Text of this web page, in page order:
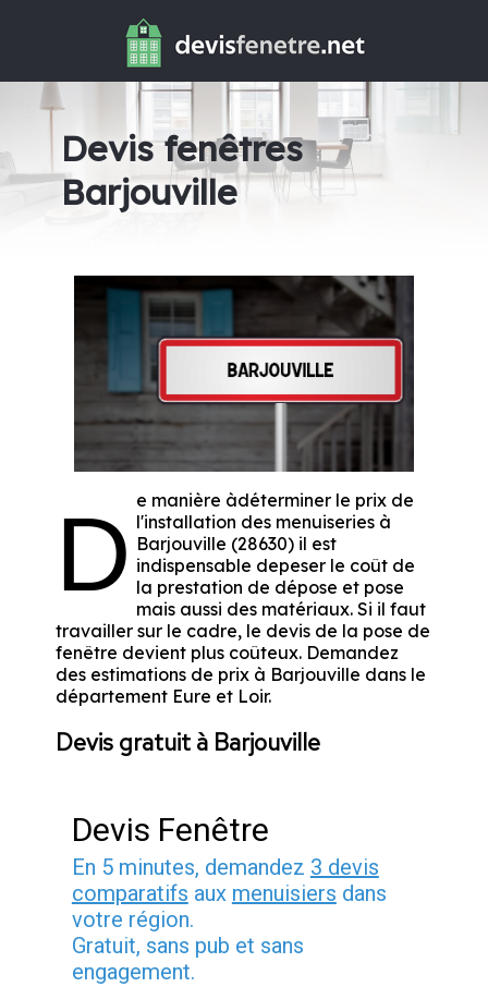
Devis fenêtres
Barjouville
D e manière àdéterminer le prix de
l'installation des menuiseries à
Barjouville (28630) il est
indispensable depeser le coût de
la prestation de dépose et pose
mais aussi des matériaux. Si il faut
travailler sur le cadre, le devis de la pose de
fenêtre devient plus coûteux. Demandez
des estimations de prix à Barjouville dans le
département Eure et Loir.
Devis gratuit à Barjouville
Devis Fenêtre
En 5 minutes, demandez 3 devis
comparatifs aux menuisiers dans
votre région.
Gratuit, sans pub et sans
engagement.